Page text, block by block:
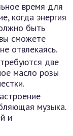
время для
когда энергия
быть
сможете
отвлекаясь.
две
масло розы
музыка.
и